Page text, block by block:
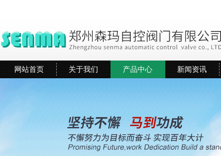
网站首页 关于我们 产品中心 新闻资讯